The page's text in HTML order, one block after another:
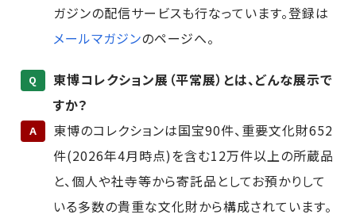
ガジンの配信サービスも行なっています。登録は
メールマガジンのページへ。
Q
東博コレクション展（平常展）とは、どんな展示で
すか？
A
東博のコレクションは国宝90件、重要文化財652
件(2026年4月時点)を含む12万件以上の所蔵品
と、個人や社寺等から寄託品としてお預かりして
いる多数の貴重な文化財から構成されています。